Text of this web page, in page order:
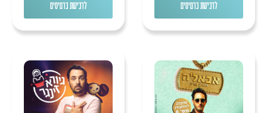
לרכישת כרטיסים לרכישת כרטיסים